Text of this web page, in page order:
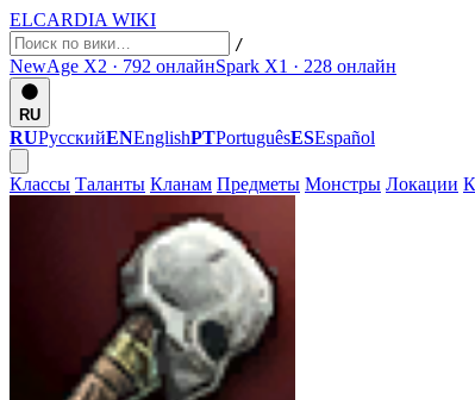
ELCARDIA WIKI
/
NewAge X2 · 792 онлайнSpark X1 · 228 онлайн
RU
RUРусскийENEnglishPTPortuguêsESEspañol
Классы Таланты Кланам Предметы Монстры Локации